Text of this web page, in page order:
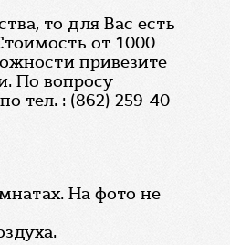
то для Вас есть
от 1000
привезите
По вопросу
тел. : (862) 259-40-
На фото не